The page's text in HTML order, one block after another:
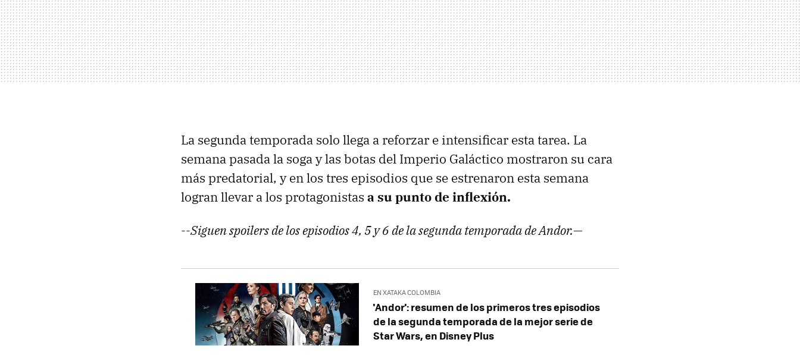
La segunda temporada solo llega a reforzar e intensificar esta tarea. La
semana pasada la soga y las botas del Imperio Galáctico mostraron su cara
más predatorial, y en los tres episodios que se estrenaron esta semana
logran llevar a los protagonistas a su punto de inflexión.
--Siguen spoilers de los episodios 4, 5 y 6 de la segunda temporada de Andor.—
EN XATAKA COLOMBIA
'Andor': resumen de los primeros tres episodios
de la segunda temporada de la mejor serie de
Star Wars, en Disney Plus